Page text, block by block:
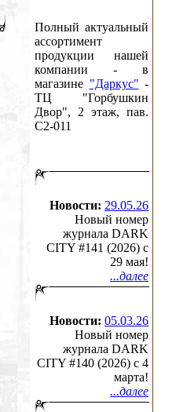
Полный актуальный
ассортимент
продукции нашей
компании - в
магазине "Даркус" -
ТЦ "Горбушкин
Двор", 2 этаж, пав.
C2-011
Новости: 29.05.26
Новый номер
журнала DARK
CITY #141 (2026) c
29 мая!
...далее
Новости: 05.03.26
Новый номер
журнала DARK
CITY #140 (2026) c 4
марта!
...далее